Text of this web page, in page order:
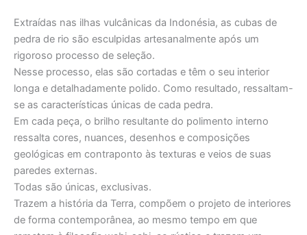
Extraídas nas ilhas vulcânicas da Indonésia, as cubas de
pedra de rio são esculpidas artesanalmente após um
rigoroso processo de seleção.
Nesse processo, elas são cortadas e têm o seu interior
longa e detalhadamente polido. Como resultado, ressaltam-
se as características únicas de cada pedra.
Em cada peça, o brilho resultante do polimento interno
ressalta cores, nuances, desenhos e composições
geológicas em contraponto às texturas e veios de suas
paredes externas.
Todas são únicas, exclusivas.
Trazem a história da Terra, compõem o projeto de interiores
de forma contemporânea, ao mesmo tempo em que